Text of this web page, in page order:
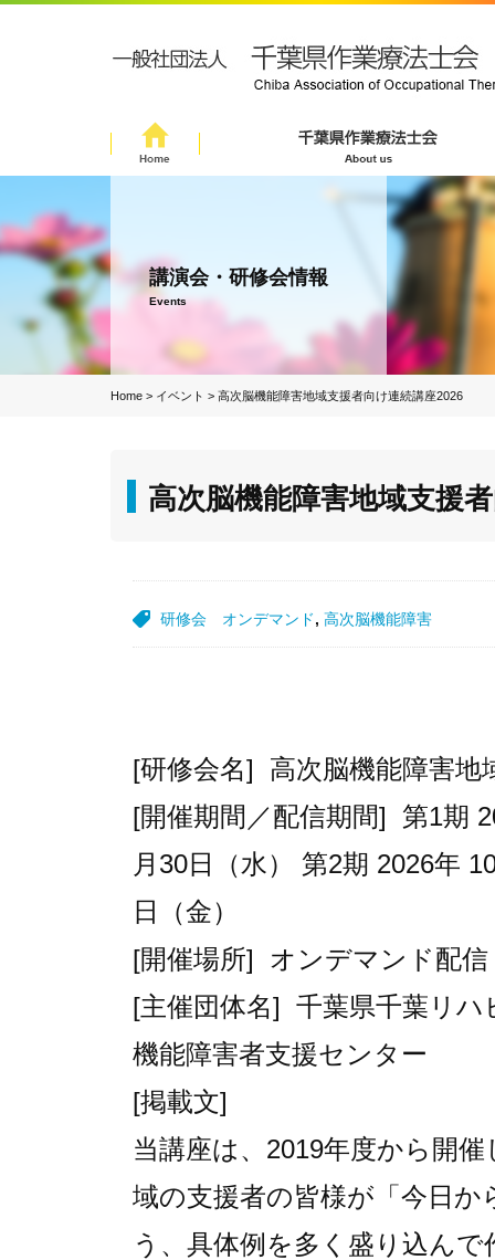
講演会・研修会情報
Events
Home > イベント > 高次脳機能障害地域支援者向け連続講座2026
高次脳機能障害地域支援
研修会 オンデマンド, 高次脳機能障害
[研修会名] 高次脳機能障害地
[開催期間／配信期間] 第1期
月30日（水） 第2期 2026年
日（金）
[開催場所] オンデマンド配信
[主催団体名] 千葉県千葉リ
機能障害者支援セン ター
[掲載文]
当講座は、2019年度から開
域の支援者の皆様が「今日
う、具体例を多く盛り込んで